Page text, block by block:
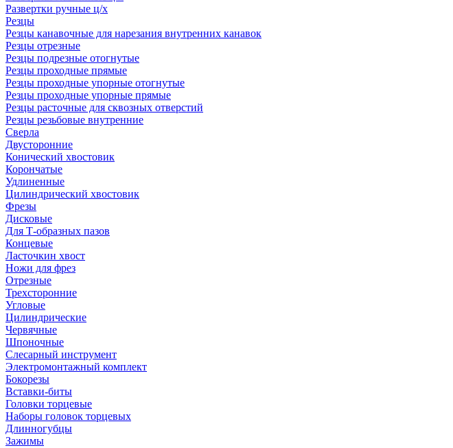
Развертки ручные ц/х
Резцы
Резцы канавочные для нарезания внутренних канавок
Резцы отрезные
Резцы подрезные отогнутые
Резцы проходные прямые
Резцы проходные упорные отогнутые
Резцы проходные упорные прямые
Резцы расточные для сквозных отверстий
Резцы резьбовые внутренние
Сверла
Двусторонние
Конический хвостовик
Корончатые
Удлиненные
Цилиндрический хвостовик
Фрезы
Дисковые
Для Т-образных пазов
Концевые
Ласточкин хвост
Ножи для фрез
Отрезные
Трехсторонние
Угловые
Цилиндрические
Червячные
Шпоночные
Слесарный инструмент
Электромонтажный комплект
Бокорезы
Вставки-биты
Головки торцевые
Наборы головок торцевых
Длинногубцы
Зажимы